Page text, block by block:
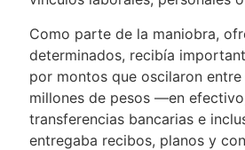
Como parte de la maniobra,
determinados, recibía
por montos que oscilaron
millones de pesos —en
transferencias bancarias e
entregaba recibos, planos y